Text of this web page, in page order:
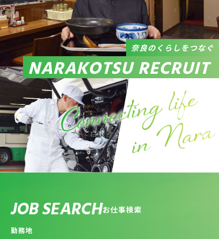
奈良のくらしをつなぐ
NARAKOTSU RECRUIT
JOBSEARCHお仕事検索
勤務地